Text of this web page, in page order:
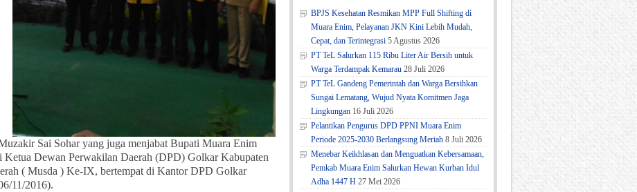
Sai Sohar yang juga menjabat Bupati Muara Enim
Ketua Dewan Perwakilan Daerah (DPD) Golkar Kabupaten
( Musda ) Ke-IX, bertempat di Kantor DPD Golkar
11/2016).
BPJS Kesehatan Resmikan MPP Full Shifting di
Muara Enim, Pelayanan JKN Kini Lebih Mudah,
Cepat, dan Terintegrasi 5 Agustus 2026
PT TeL Salurkan 115 Ribu Liter Air Bersih untuk
Warga Terdampak Kemarau 28 Juli 2026
PT TeL Gandeng Pemerintah dan Warga Bersihkan
Sungai Lematang, Wujud Nyata Komitmen Jaga
Lingkungan 16 Juli 2026
Pelantikan Pengurus DPD PPNI Muara Enim
Periode 2025-2030 Berlangsung Meriah 8 Juli 2026
Menebar Keikhlasan dan Menguatkan Kebersamaan,
Pemkab Muara Enim Salurkan Hewan Kurban Idul
Adha 1447 H 27 Mei 2026